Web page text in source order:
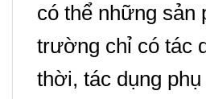
có thể những sản
trường chỉ có tác
thời, tác dụng